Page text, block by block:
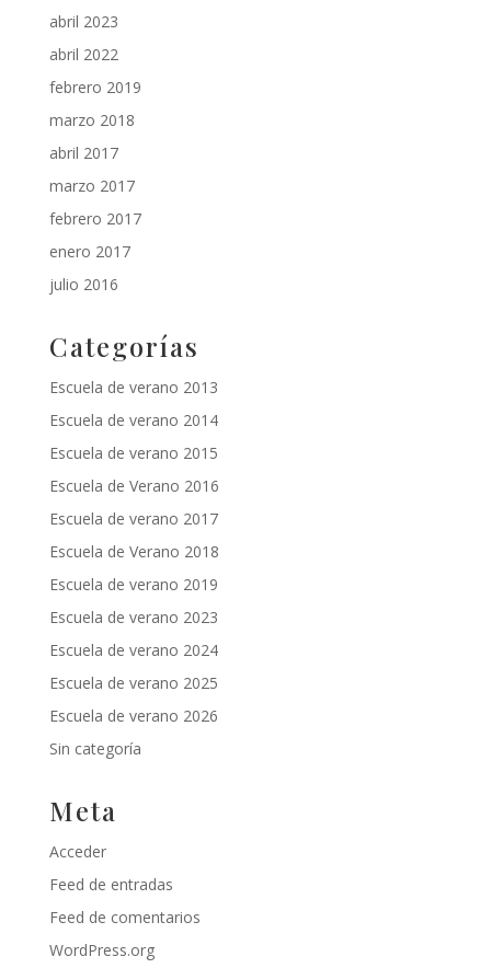
abril 2023
abril 2022
febrero 2019
marzo 2018
abril 2017
marzo 2017
febrero 2017
enero 2017
julio 2016
Categorías
Escuela de verano 2013
Escuela de verano 2014
Escuela de verano 2015
Escuela de Verano 2016
Escuela de verano 2017
Escuela de Verano 2018
Escuela de verano 2019
Escuela de verano 2023
Escuela de verano 2024
Escuela de verano 2025
Escuela de verano 2026
Sin categoría
Meta
Acceder
Feed de entradas
Feed de comentarios
WordPress.org